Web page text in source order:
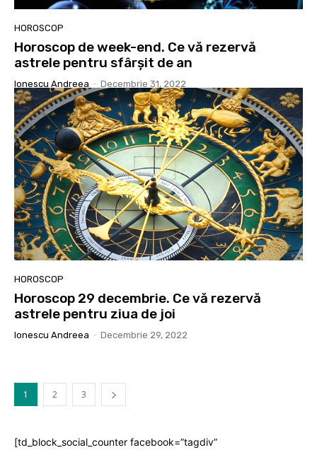
HOROSCOP
Horoscop de week-end. Ce vă rezervă
astrele pentru sfârșit de an
Ionescu Andreea - Decembrie 31, 2022
HOROSCOP
Horoscop 29 decembrie. Ce vă rezervă
astrele pentru ziua de joi
Ionescu Andreea - Decembrie 29, 2022
1 2 3
[td_block_social_counter facebook=”tagdiv”